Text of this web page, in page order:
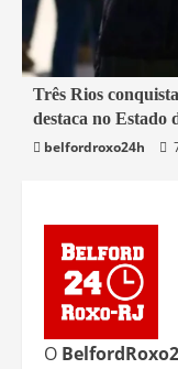
2 min read
Educação
Rio de
Três Rios
destaca no Estado
belfordroxo24h
O